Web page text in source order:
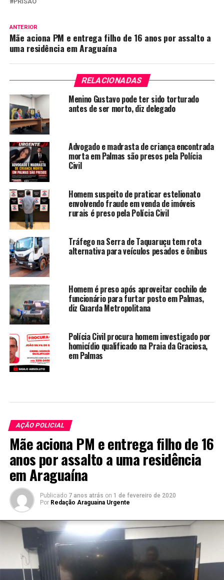
ANTERIOR
Mãe aciona PM e entrega filho de 16 anos por assalto a
uma residência em Araguaína
RELACIONADAS
Menino Gustavo pode ter sido torturado
antes de ser morto, diz delegado
Advogado e madrasta de criança encontrada
morta em Palmas são presos pela Polícia
Civil
Homem suspeito de praticar estelionato
envolvendo fraude em venda de imóveis
rurais é preso pela Polícia Civil
Tráfego na Serra de Taquaruçu tem rota
alternativa para veículos pesados e ônibus
Homem é preso após aproveitar cochilo de
funcionário para furtar posto em Palmas,
diz Guarda Metropolitana
Polícia Civil procura homem investigado por
homicídio qualificado na Praia da Graciosa,
em Palmas
AÇÃO POLICIAL
Mãe aciona PM e entrega filho de 16
anos por assalto a uma residência
em Araguaína
Publicado 7 anos atrás on 1 de fevereiro de 2020
Por Redação Araguaina Urgente